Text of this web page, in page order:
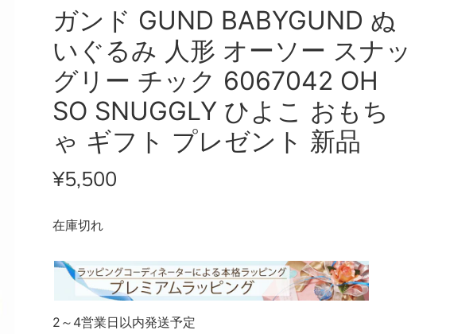
ガンド GUND BABYGUND ぬ
いぐるみ 人形 オーソー スナッ
グリー チック 6067042 OH
SO SNUGGLY ひよこ おもち
ゃ ギフト プレゼント 新品
¥5,500
在庫切れ
2～4営業日以内発送予定